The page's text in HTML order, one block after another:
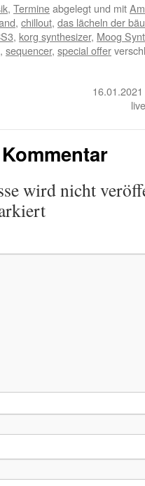
, Termineabgelegt und mit
, chillout, das lächeln der
, korg synthesizer, Moog
, sequencer, special offer
wird nicht